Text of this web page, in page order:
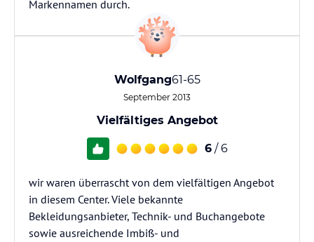
Markennamen durch.
Wolfgang61-65
September 2013
Vielfältiges Angebot
6 / 6
wir waren überrascht von dem vielfältigen Angebot
in diesem Center. Viele bekannte
Bekleidungsanbieter, Technik- und Buchangebote
sowie ausreichende Imbiß- und